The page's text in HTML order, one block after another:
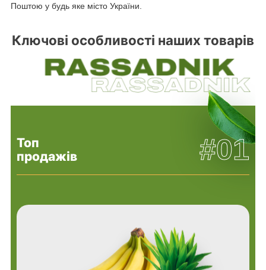
Поштою у будь яке місто України.
Ключові особливості наших товарів
Топ
продажів
#01